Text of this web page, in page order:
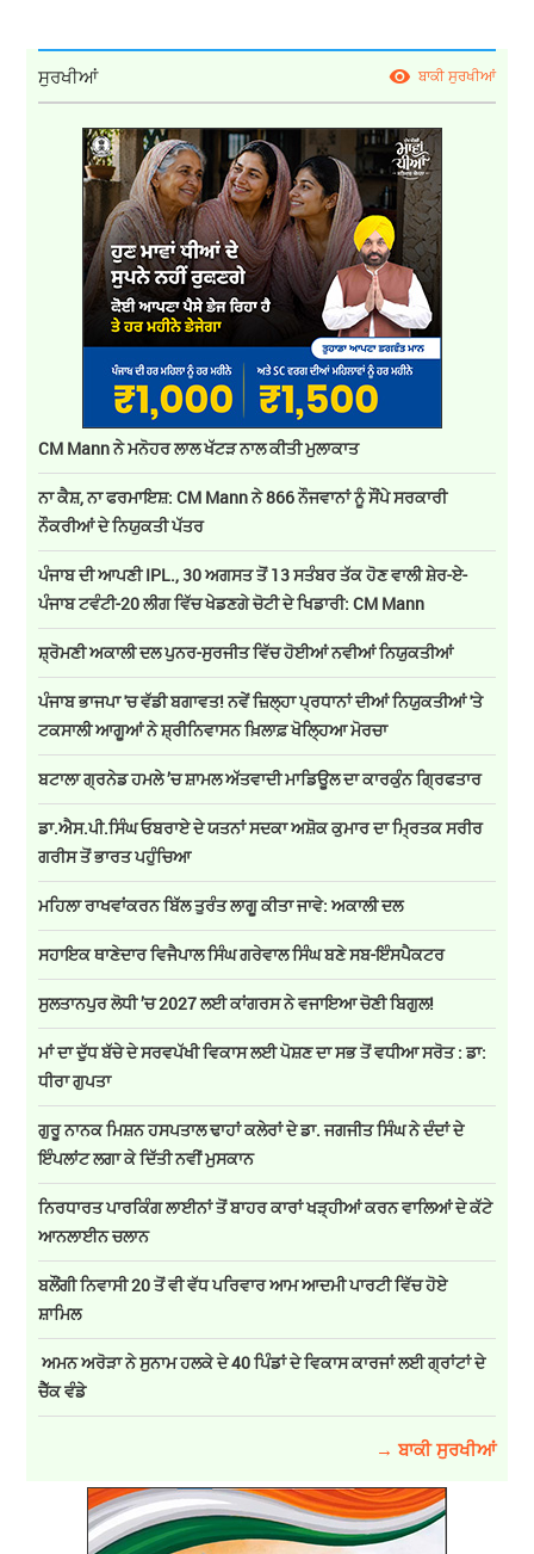
ਸੁਰਖੀਆਂ ਬਾਕੀ ਸੁਰਖੀਆਂ
CM Mann ਨੇ ਮਨੋਹਰ ਲਾਲ ਖੱਟੜ ਨਾਲ ਕੀਤੀ ਮੁਲਾਕਾਤ
ਨਾ ਕੈਸ਼, ਨਾ ਫਰਮਾਇਸ਼: CM Mann ਨੇ 866 ਨੌਜਵਾਨਾਂ ਨੂੰ ਸੌਂਪੇ ਸਰਕਾਰੀ
ਨੌਕਰੀਆਂ ਦੇ ਨਿਯੁਕਤੀ ਪੱਤਰ
ਪੰਜਾਬ ਦੀ ਆਪਣੀ IPL., 30 ਅਗਸਤ ਤੋਂ 13 ਸਤੰਬਰ ਤੱਕ ਹੋਣ ਵਾਲੀ ਸ਼ੇਰ-ਏ-
ਪੰਜਾਬ ਟਵੰਟੀ-20 ਲੀਗ ਵਿੱਚ ਖੇਡਣਗੇ ਚੋਟੀ ਦੇ ਖਿਡਾਰੀ: CM Mann
ਸ਼੍ਰੋਮਣੀ ਅਕਾਲੀ ਦਲ ਪੁਨਰ-ਸੁਰਜੀਤ ਵਿੱਚ ਹੋਈਆਂ ਨਵੀਆਂ ਨਿਯੁਕਤੀਆਂ
ਪੰਜਾਬ ਭਾਜਪਾ 'ਚ ਵੱਡੀ ਬਗਾਵਤ! ਨਵੇਂ ਜ਼ਿਲ੍ਹਾ ਪ੍ਰਧਾਨਾਂ ਦੀਆਂ ਨਿਯੁਕਤੀਆਂ 'ਤੇ
ਟਕਸਾਲੀ ਆਗੂਆਂ ਨੇ ਸ਼੍ਰੀਨਿਵਾਸਨ ਖ਼ਿਲਾਫ਼ ਖੋਲ੍ਹਿਆ ਮੋਰਚਾ
ਬਟਾਲਾ ਗ੍ਰਨੇਡ ਹਮਲੇ ’ਚ ਸ਼ਾਮਲ ਅੱਤਵਾਦੀ ਮਾਡਿਊਲ ਦਾ ਕਾਰਕੁੰਨ ਗ੍ਰਿਫਤਾਰ
ਡਾ.ਐਸ.ਪੀ.ਸਿੰਘ ਓਬਰਾਏ ਦੇ ਯਤਨਾਂ ਸਦਕਾ ਅਸ਼ੋਕ ਕੁਮਾਰ ਦਾ ਮ੍ਰਿਤਕ ਸਰੀਰ
ਗਰੀਸ ਤੋਂ ਭਾਰਤ ਪਹੁੰਚਿਆ
ਮਹਿਲਾ ਰਾਖਵਾਂਕਰਨ ਬਿੱਲ ਤੁਰੰਤ ਲਾਗੂ ਕੀਤਾ ਜਾਵੇ: ਅਕਾਲੀ ਦਲ
ਸਹਾਇਕ ਥਾਣੇਦਾਰ ਵਿਜੈਪਾਲ ਸਿੰਘ ਗਰੇਵਾਲ ਸਿੰਘ ਬਣੇ ਸਬ-ਇੰਸਪੈਕਟਰ
ਸੁਲਤਾਨਪੁਰ ਲੋਧੀ ’ਚ 2027 ਲਈ ਕਾਂਗਰਸ ਨੇ ਵਜਾਇਆ ਚੋਣੀ ਬਿਗੁਲ!
ਮਾਂ ਦਾ ਦੁੱਧ ਬੱਚੇ ਦੇ ਸਰਵਪੱਖੀ ਵਿਕਾਸ ਲਈ ਪੋਸ਼ਣ ਦਾ ਸਭ ਤੋਂ ਵਧੀਆ ਸਰੋਤ : ਡਾ:
ਧੀਰਾ ਗੁਪਤਾ
ਗੁਰੂ ਨਾਨਕ ਮਿਸ਼ਨ ਹਸਪਤਾਲ ਢਾਹਾਂ ਕਲੇਰਾਂ ਦੇ ਡਾ. ਜਗਜੀਤ ਸਿੰਘ ਨੇ ਦੰਦਾਂ ਦੇ
ਇੰਪਲਾਂਟ ਲਗਾ ਕੇ ਦਿੱਤੀ ਨਵੀਂ ਮੁਸਕਾਨ
ਨਿਰਧਾਰਤ ਪਾਰਕਿੰਗ ਲਾਈਨਾਂ ਤੋਂ ਬਾਹਰ ਕਾਰਾਂ ਖੜ੍ਹੀਆਂ ਕਰਨ ਵਾਲਿਆਂ ਦੇ ਕੱਟੇ
ਆਨਲਾਈਨ ਚਲਾਨ
ਬਲੌਂਗੀ ਨਿਵਾਸੀ 20 ਤੋਂ ਵੀ ਵੱਧ ਪਰਿਵਾਰ ਆਮ ਆਦਮੀ ਪਾਰਟੀ ਵਿੱਚ ਹੋਏ
ਸ਼ਾਮਿਲ
ਅਮਨ ਅਰੋੜਾ ਨੇ ਸੁਨਾਮ ਹਲਕੇ ਦੇ 40 ਪਿੰਡਾਂ ਦੇ ਵਿਕਾਸ ਕਾਰਜਾਂ ਲਈ ਗ੍ਰਾਂਟਾਂ ਦੇ
ਚੈੱਕ ਵੰਡੇ
→ ਬਾਕੀ ਸੁਰਖੀਆਂ